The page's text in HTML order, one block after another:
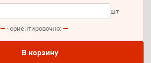
шт
— · ориентировочно: —
В корзину